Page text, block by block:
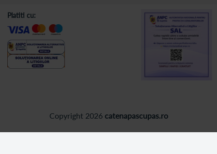
Copyright 2026 catenapascupas.ro
Platiti cu: